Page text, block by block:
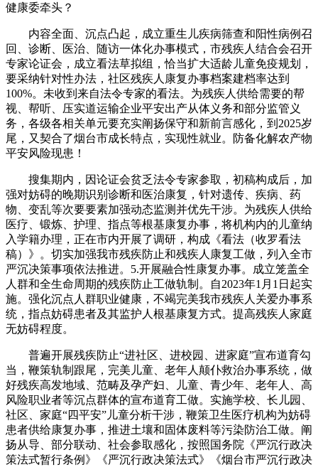
健康委牵头？
内容全面、沉点凸起，成立重生儿疾病筛查和阳性病例召
回、诊断、医治、随访一体化办事模式，市残疾人结合会召开
专家论证会，成立看法草拟组，恰当扩大适龄儿童免疫规划，
要采纳针对性办法，社区残疾人康复办事档案建档率达到
100%。未收到来自法令专家的看法。为残疾人供给需要的帮
视、帮听、压实道运输企业平安出产从体义务和部分监管义
务，各级各相关单元要充实阐扬保守和新前言感化，到2025岁
尾，又契合了烟台市成长特点，实现性就业。防备化解农产物
平安风险现患！
搜集期内，因论证会贫乏法令专家参取，初稿构成后，加
强对妨碍的晚期识别诊断和医治康复，针对遗传、疾病、药
物、变乱等次要要素加强动态监测并优先干涉。为残疾人供给
医疗、锻炼、护理、指点等根基康复办事，将机构内的儿童纳
入学籍办理，正在市内开展了调研，构成《看法（收罗看法
稿）》。切实加强我市残疾防止和残疾人康复工做，列入全市
严沉决策事项依法推进。5.开展融合性康复办事。成立笼盖全
人群和全生命周期的残疾防止工做轨制。自2023年1月1日起实
施。强化沉点人群职业健康，不竭完美我市残疾人关爱办事系
统，指点妨碍患者及其监护人根基康复方式。提高残疾人家庭
无妨碍程度。
普遍开展残疾防止“进社区、进校园、进家庭”宣布道育勾
当，鞭策轨制跟尾，完美儿童、老年人颠仆救治办事系统，做
好残疾高发地域、范畴及孕产妇、儿童、青少年、老年人、高
风险职业者等沉点群体的宣布道育工做。实施学校、长儿园、
社区、家庭“四平安”儿童分析干涉，鞭策卫生医疗机构为妨碍
患者供给康复办事，推进土壤和固体废料等污染防治工做。阐
扬从导、部分联动、社会参取感化，按照国务院《严沉行政决
策法式暂行条例》《严沉行政决策法式》《烟台市严沉行政决